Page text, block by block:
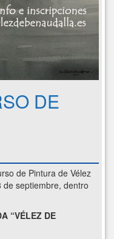
DE
de Pintura de Vélez
septiembre, dentro
“VÉLEZ DE